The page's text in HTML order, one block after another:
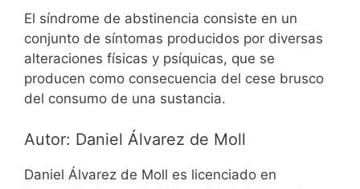
El síndrome de abstinencia consiste en un
conjunto de síntomas producidos por diversas
alteraciones físicas y psíquicas, que se
producen como consecuencia del cese brusco
del consumo de una sustancia.
Autor: Daniel Álvarez de Moll
Daniel Álvarez de Moll es licenciado en